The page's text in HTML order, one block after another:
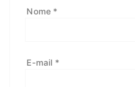
Nome *
E-mail *